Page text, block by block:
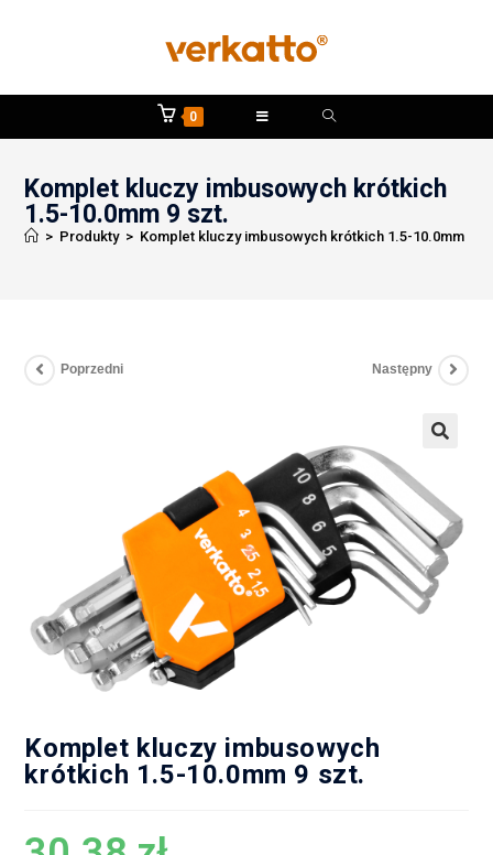
0
Komplet kluczy imbusowych krótkich
1.5-10.0mm 9 szt.
> Produkty > Komplet kluczy imbusowych krótkich 1.5-10.0mm 9
Poprzedni Następny
Komplet kluczy imbusowych
krótkich 1.5-10.0mm 9 szt.